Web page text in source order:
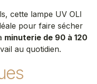
cette lampe UV OLI
pour faire sécher
minuterie de 90 à 120
au quotidien.